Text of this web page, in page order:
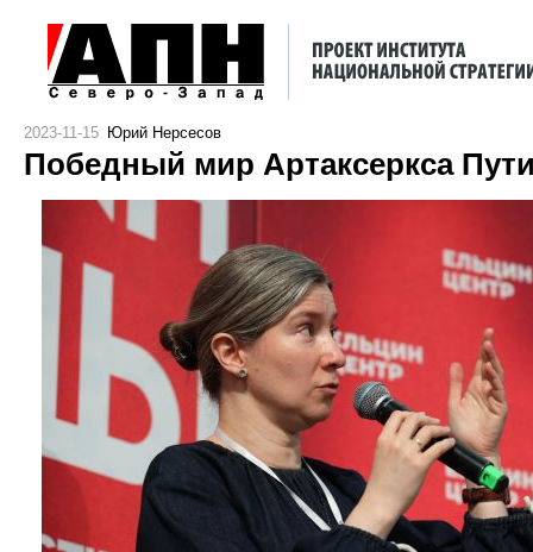
2023-11-15 Юрий Нерсесов
Победный мир Артаксеркса